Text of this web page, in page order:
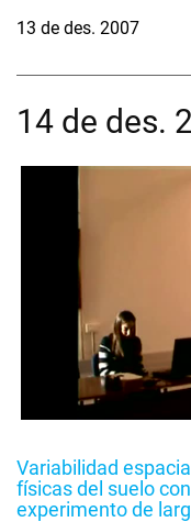
13 de des. 2007
14 de des.
Variabilidad
físicas del suelo
experimento de